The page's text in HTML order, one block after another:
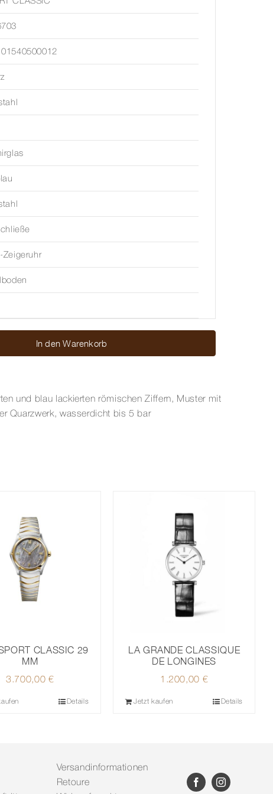
Zeigeruhr
In den Warenkorb
und blau lackierten römischen Ziffern, Muster mit
Quarzwerk, wasserdicht bis 5 bar
CLASSIC 29
MM
3.700,00 €
Details
LA GRANDE CLASSIQUE
DE LONGINES
1.200,00 €
Jetzt kaufen Details
Versandinformationen
Retoure